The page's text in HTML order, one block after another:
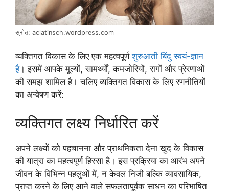
स्रोत: aclatinsch.wordpress.com
व्यक्तिगत विकास के लिए एक महत्वपूर्णशुरुआती बिंदु स्वयं-ज्ञान
है। इसमें आपके मूल्यों, सामर्थ्यों, कमजोरियों, रागों और प्रेरणाओं
की समझ शामिल है। चलिए व्यक्तिगत विकास के लिए रणनीतियों
का अन्वेषण करें:
व्यक्तिगत लक्ष्य निर्धारित करें
अपने लक्ष्यों को पहचानना और प्राथमिकता देना खुद के विकास
की यात्रा का महत्वपूर्ण हिस्सा है। इस प्रक्रिया का आरंभ अपने
जीवन के विभिन्न पहलुओं में, न केवल निजी बल्कि व्यावसायिक,
प्राप्त करने के लिए आने वाले सफलतापूर्वक साधन का परिभाषित